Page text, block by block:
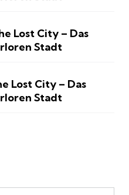
Lost City – Das
Stadt
Lost City – Das
Stadt